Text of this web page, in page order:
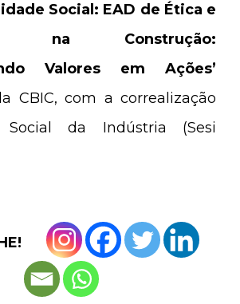
Social: EAD de Ética e
na Construção:
Valores em Ações’
CBIC, com a correalização
da Indústria (Sesi